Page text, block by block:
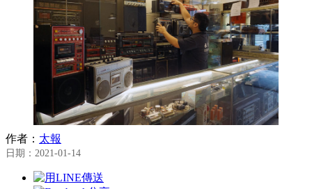
作者： 太報
日期：2021-01-14